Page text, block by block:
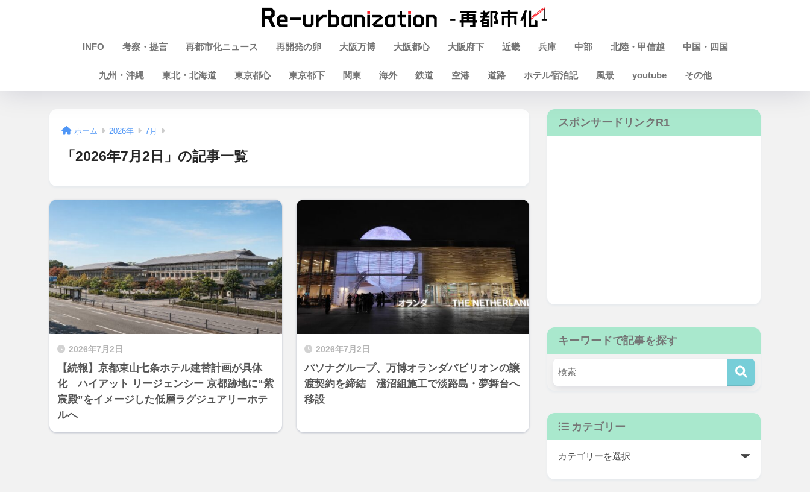
INFO 考察・提言 再都市化ニュース 再開発の卵 大阪万博 大阪都心 大阪府下 近畿 兵庫 中部 北陸・甲信越 中国・四国
九州・沖縄 東北・北海道 東京都心 東京都下 関東 海外 鉄道 空港 道路 ホテル宿泊記 風景 youtube その他
ホーム 2026年 7月
「2026年7月2日」の記事一覧
2026年7月2日
【続報】京都東山七条ホテル建替計画が具体
化 ハイアット リージェンシー 京都跡地に“紫
宸殿”をイメージした低層ラグジュアリーホテ
ルへ
2026年7月2日
パソナグループ、万博オランダパビリオンの譲
渡契約を締結 淺沼組施工で淡路島・夢舞台へ
移設
スポンサードリンクR1
キーワードで記事を探す
カテゴリー